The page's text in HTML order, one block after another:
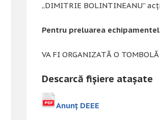
„DIMITRIE BOLINTINEANU”
Pentru preluarea
VA FI ORGANIZATĂ O
Descarcă fișiere atașate
Anunț DEEE